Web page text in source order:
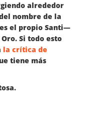
alrededor
nombre de la
el propio Santi—
Si todo esto
la crítica de
tiene más